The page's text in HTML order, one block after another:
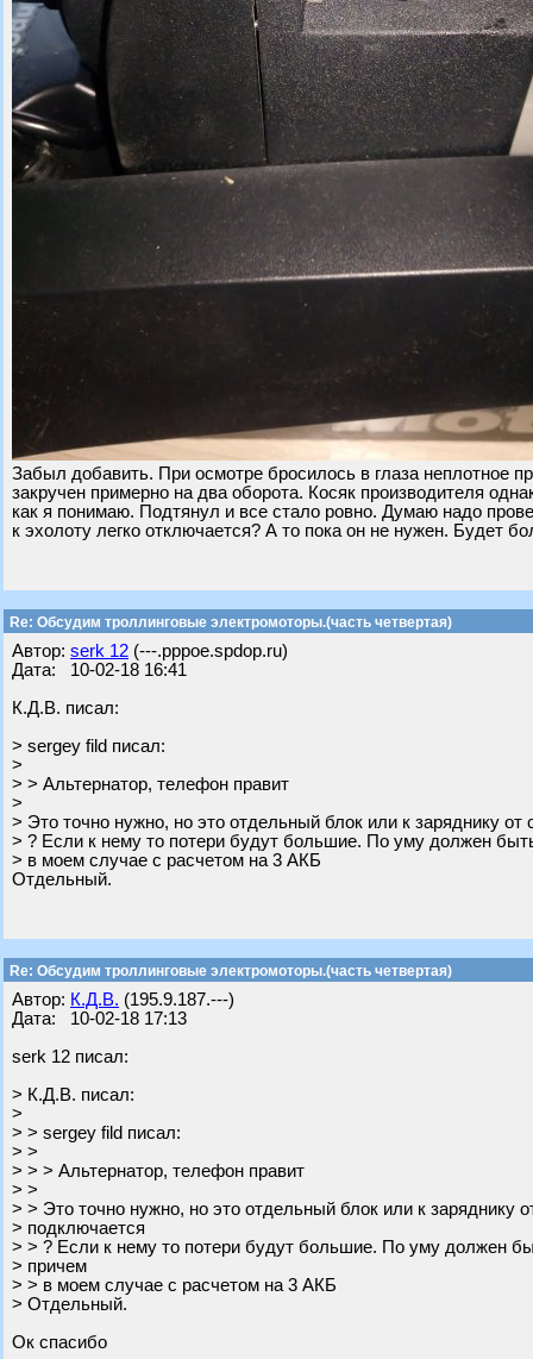
Забыл добавить. При осмотре бросилось в глаза неплотное
закручен примерно на два оборота. Косяк производителя
как я понимаю. Подтянул и все стало ровно. Думаю надо
к эхолоту легко отключается? А то пока он не нужен. Будет
Re: Обсудим троллинговые электромоторы.(часть четвертая)
Автор: serk 12 (---.pppoe.spdop.ru)
Дата: 10-02-18 16:41
К.Д.В. писал:
> sergey fild писал:
>
> > Альтернатор, телефон правит
>
> Это точно нужно, но это отдельный блок или к заряднику от
> ? Если к нему то потери будут большие. По уму должен
> в моем случае с расчетом на 3 АКБ
Отдельный.
Re: Обсудим троллинговые электромоторы.(часть четвертая)
Автор: К.Д.В. (195.9.187.---)
Дата: 10-02-18 17:13
serk 12 писал:
> К.Д.В. писал:
>
> > sergey fild писал:
> >
> > > Альтернатор, телефон правит
> >
> > Это точно нужно, но это отдельный блок или к заряднику
> подключается
> > ? Если к нему то потери будут большие. По уму должен
> причем
> > в моем случае с расчетом на 3 АКБ
> Отдельный.
Ок спасибо